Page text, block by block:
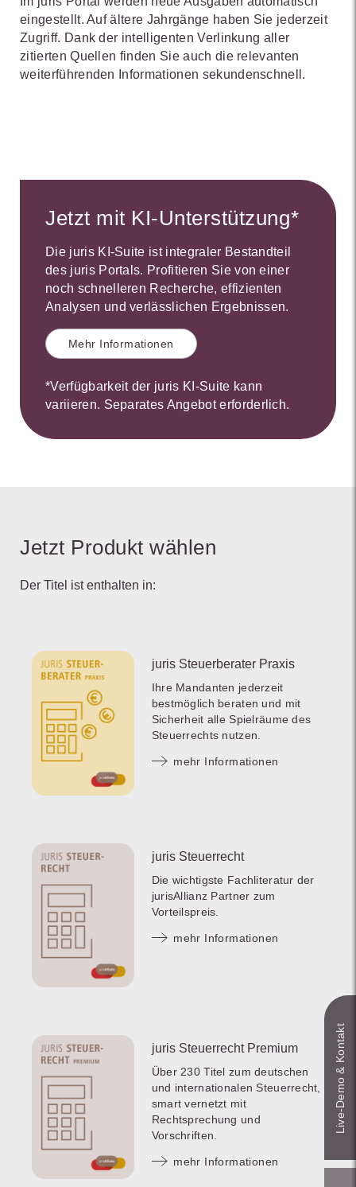
eingestellt. Auf ältere Jahrgänge haben Sie jederzeit
Zugriff. Dank der intelligenten Verlinkung aller
zitierten Quellen finden Sie auch die relevanten
weiterführenden Informationen sekundenschnell.
Jetzt mit KI-Unterstützung*
Die juris KI-Suite ist integraler Bestandteil
des juris Portals. Profitieren Sie von einer
noch schnelleren Recherche, effizienten
Analysen und verlässlichen Ergebnissen.
Mehr Informationen
*Verfügbarkeit der juris KI-Suite kann
variieren. Separates Angebot erforderlich.
Jetzt Produkt wählen
Der Titel ist enthalten in:
juris Steuerberater Praxis
Ihre Mandanten jederzeit
bestmöglich beraten und mit
Sicherheit alle Spielräume des
Steuerrechts nutzen.
mehr Informationen
juris Steuerrecht
Die wichtigste Fachliteratur der
jurisAllianz Partner zum
Vorteilspreis.
mehr Informationen
juris Steuerrecht Premium
Über 230 Titel zum deutschen
und internationalen Steuerrecht,
smart vernetzt mit
Rechtsprechung und
Vorschriften.
mehr Informationen
Live‑Demo & Kontakt